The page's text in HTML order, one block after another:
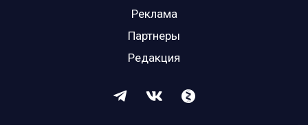
Реклама
Партнеры
Редакция